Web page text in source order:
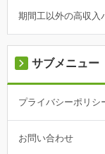
期間工以外の高収入
サブメニュー
プライバシーポリシ
お問い合わせ